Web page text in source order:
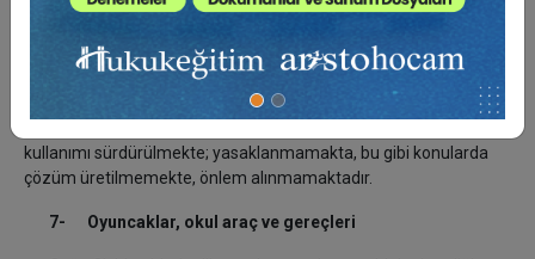
maddeleri
Ambalaj, paketleme, saklama gibi işlerde ve mutfaklarda
kullanılan bazı maddelerin insan sağlığını tehdit ettiği, çevreye
geri dönülmez biçimde zarar verdiği konularında bilim
kullanımı sürdürülmekte; yasaklanmamakta, bu gibi konularda
çözüm üretilmemekte, önlem alınmamaktadır.
7- Oyuncaklar, okul araç ve gereçleri